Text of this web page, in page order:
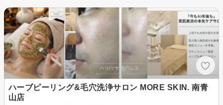
ハーブピーリング&毛穴洗浄サロン MORE SKIN. 南青
山店